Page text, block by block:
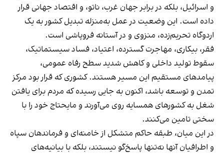
و اسرائیل، بلکه در برابر جهان غرب، ناتو، و اقتصاد جهانی قرار
داده است. این وضعیت در عمل به‌منزله‌ تبدیل کشور به یک
اردوگاه تحریم‌زده، منزوی و در آستانه فروپاشی است.
فقر، بیکاری، مهاجرت گسترده، اعتیاد، فساد سیستماتیک،
سقوط تولید داخلی و کاهش شدید سطح رفاه عمومی،
پیامدهای مستقیم این مسیر هستند. کشوری که قرار بود مرکز
تمدن و توسعه باشد، اکنون به جایی رسیده که مردم برای یافتن
شغل به کشورهای همسایه روی می‌آورند و مایحتاج خود را با
سختی تامین می‌کنند.
در این میان، طبقه حاکم متشکل از خامنه‌ای و فرماندهان سپاه
و اطرافیان آنها نه‌تنها پاسخ‌گو نیستند، بلکه با بیانیه‌های